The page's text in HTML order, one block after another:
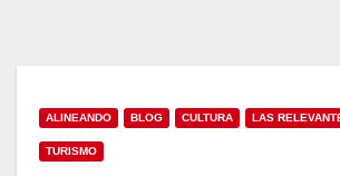
ALINEANDO BLOG CULTURA LAS
TURISMO